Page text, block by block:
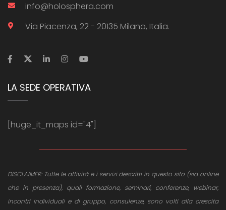
info@holosphera.com
Via Piacenza, 22 - 20135 Milano, Italia.
LA SEDE OPERATIVA
[huge_it_maps id="4"]
DISCLAIMER: Tutte le attività e i servizi descritti in questo sito (sia online
che in presenza), quali formazione, seminari, conferenze, webinar,
incontri individuali e di gruppo, consulenze, sono volti alla crescita